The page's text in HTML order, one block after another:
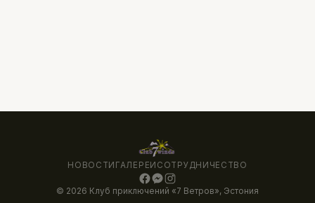
НОВОСТИ ГАЛЕРЕИ СОТРУДНИЧЕСТВО
© 2026 Клуб приключений «7 Ветров», Эстония